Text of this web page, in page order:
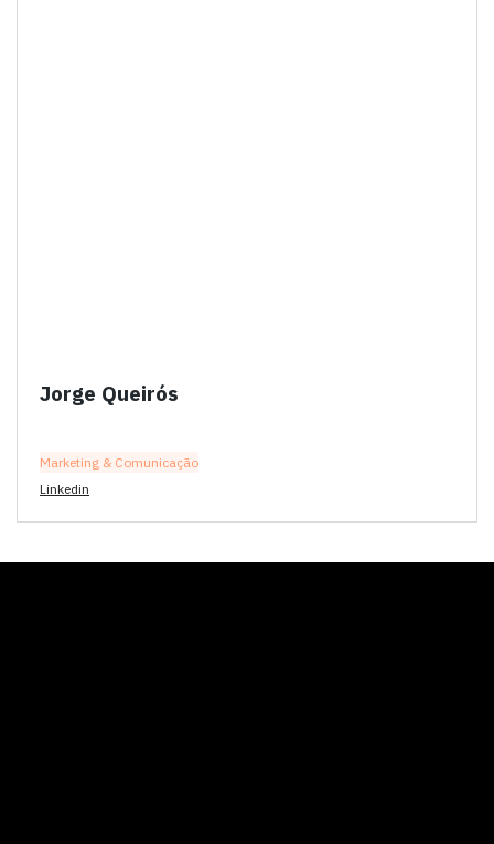
Jorge Queirós
Marketing & Comunicação
Linkedin